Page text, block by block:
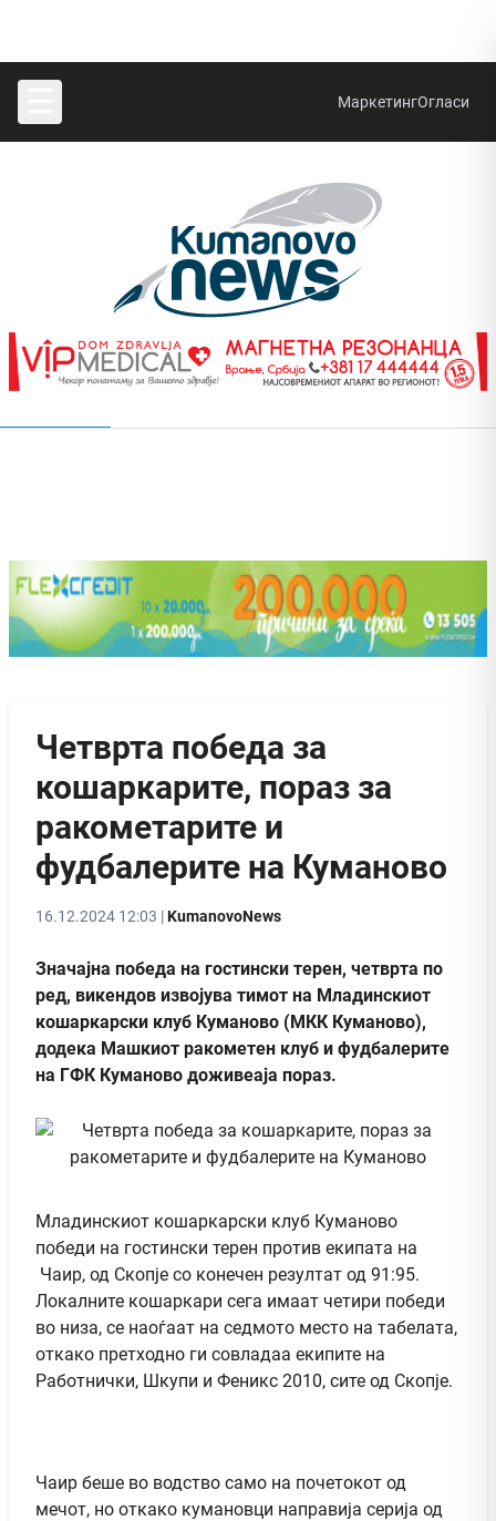
МаркетингОгласи
Четврта победа за
кошаркарите, пораз за
ракометарите и
фудбалерите на Куманово
16.12.2024 12:03 |KumanovoNews
Значајна победа на гостински терен, четврта по
ред, викендов извојува тимот на Младинскиот
кошаркарски клуб Куманово (МКК Куманово),
додека Машкиот ракометен клуб и фудбалерите
на ГФК Куманово доживеаја пораз.
Младинскиот кошаркарски клуб Куманово
победи на гостински терен против екипата на
Чаир, од Скопје со конечен резултат од 91:95.
Локалните кошаркари сега имаат четири победи
во низа, се наоѓаат на седмото место на табелата,
откако претходно ги совладаа екипите на
Работнички, Шкупи и Феникс 2010, сите од Скопје.
Чаир беше во водство само на почетокот од
мечот, но откако кумановци направија серија од